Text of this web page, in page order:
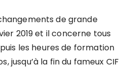
de grande
2019 et il concerne tous
les heures de formation
jusqu’à la fin du fameux CIF